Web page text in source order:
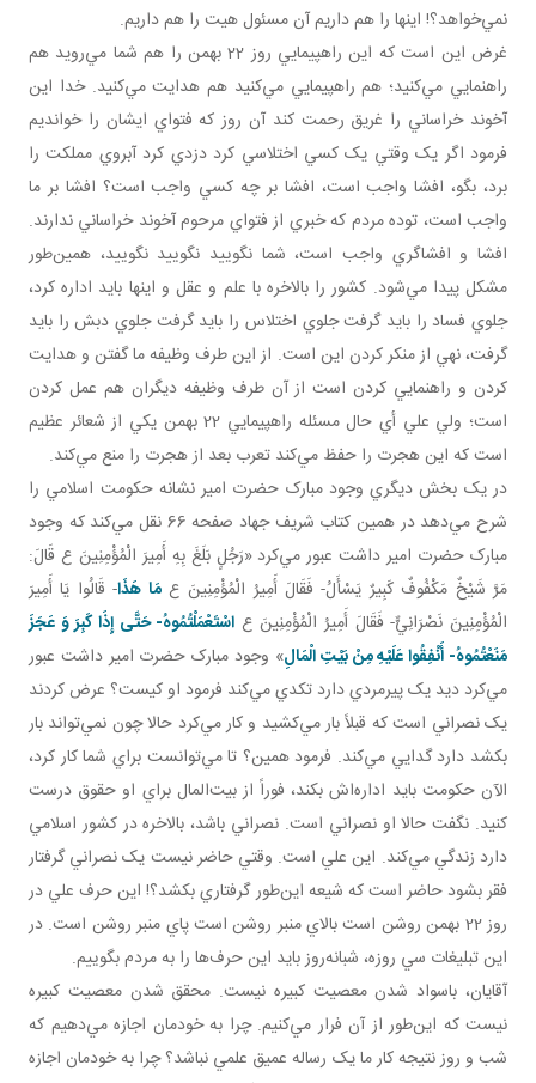
نمي‌خواهد؟! اينها را هم داريم آن مسئول هيت را هم داريم.
غرض اين است که اين راهپيمايي روز 22 بهمن را هم شما مي‌رويد هم
راهنمايي مي‌کنيد؛ هم راهپيمايي مي‌کنيد هم هدايت مي‌کنيد. خدا اين
آخوند خراساني را غريق رحمت کند آن روز که فتواي ايشان را خوانديم
فرمود اگر يک وقتي يک کسي اختلاسي کرد دزدي کرد آبروي مملکت را
برد، بگو، افشا واجب است، افشا بر چه کسي واجب است؟ افشا بر ما
واجب است، توده مردم که خبري از فتواي مرحوم آخوند خراساني ندارند.
افشا و افشاگري واجب است، شما نگوييد نگوييد نگوييد، همين‌طور
مشکل پيدا مي‌شود. کشور را بالاخره با علم و عقل و اينها بايد اداره کرد،
جلوي فساد را بايد گرفت جلوي اختلاس را بايد گرفت جلوي دبش را بايد
گرفت، نهي از منکر کردن اين است. از اين طرف وظيفه ما گفتن و هدايت
کردن و راهنمايي کردن است از آن طرف وظيفه ديگران هم عمل کردن
است؛ ولي علي أي حال مسئله راهپيمايي 22 بهمن يکي از شعائر عظيم
است که اين هجرت را حفظ مي‌کند تعرب بعد از هجرت را منع مي‌کند.
در يک بخش ديگري وجود مبارک حضرت امير نشانه حکومت اسلامي را
شرح مي‌دهد در همين کتاب شريف جهاد صفحه 66 نقل مي‌کند که وجود
مبارک حضرت امير داشت عبور مي‌کرد «رَجُلٍ بَلَغَ بِهِ أَمِيرَ الْمُؤْمِنِينَ ع قَالَ:
مَرَّ شَيْخٌ مَكْفُوفٌ كَبِيرٌ يَسْأَلُ- فَقَالَ أَمِيرُ الْمُؤْمِنِينَ عمَا هَذَا- قَالُوا يَا أَمِيرَ
الْمُؤْمِنِينَ نَصْرَانِيٌّ- فَقَالَ أَمِيرُ الْمُؤْمِنِينَ ع اسْتَعْمَلْتُمُوهُ- حَتَّى إِذَا كَبِرَ وَ عَجَزَ
مَنَعْتُمُوهُ- أَنْفِقُوا عَلَيْهِ مِنْ بَيْتِ الْمَالِ» وجود مبارک حضرت امير داشت عبور
مي‌کرد ديد يک پيرمردي دارد تکدي مي‌کند فرمود او کيست؟ عرض کردند
يک نصراني است که قبلاً بار مي‌کشيد و کار مي‌کرد حالا چون نمي‌تواند بار
بکشد دارد گدايي مي‌کند. فرمود همين؟ تا مي‌توانست براي شما کار کرد،
الآن حکومت بايد اداره‌اش بکند، فوراً از بيت‌المال براي او حقوق درست
کنيد. نگفت حالا او نصراني است. نصراني باشد، بالاخره در کشور اسلامي
دارد زندگي مي‌کند. اين علي است. وقتي حاضر نيست يک نصراني گرفتار
فقر بشود حاضر است که شيعه اين‌طور گرفتاري بکشد؟! اين حرف علي در
روز 22 بهمن روشن است بالاي منبر روشن است پاي منبر روشن است. در
اين تبليغات سي روزه، شبانه‌روز بايد اين حرف‌ها را به مردم بگوييم.
آقايان، باسواد شدن معصيت کبيره نيست. محقق شدن معصيت کبيره
نيست که اين‌طور از آن فرار مي‌کنيم. چرا به خودمان اجازه مي‌دهيم که
شب و روز نتيجه کار ما يک رساله عميق علمي نباشد؟ چرا به خودمان اجازه